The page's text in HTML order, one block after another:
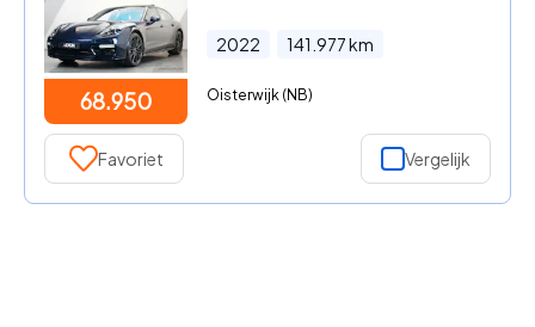
68.950
2022 141.977km
Oisterwijk (NB)
Favoriet Vergelijk